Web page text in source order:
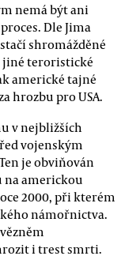
nemá být ani
Dle Jima
shromážděné
jiné teroristické
americké tajné
hrozbu pro USA.
v nejbližších
vojenským
je obviňován
na americkou
2000, při kterém
námořnictva.
i trest smrti.